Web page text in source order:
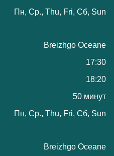
Пн, Ср., Thu, Fri, Сб, Sun
Breizhgo Oceane
17:30
18:20
50 минут
Пн, Ср., Thu, Fri, Сб, Sun
Breizhgo Oceane